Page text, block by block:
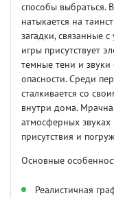
способы выбраться.
натыкается на
загадки, связанные
игры присутствует
темные тени и
опасности. Среди
сталкивается со
внутри дома.
атмосферных
присутствия и
Основные
Реалистичная